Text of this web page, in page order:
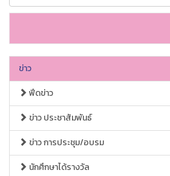
ข่าว
ฟีดข่าว
ข่าว ประชาสัมพันธ์
ข่าว การประชุม/อบรม
นักศึกษาได้รางวัล